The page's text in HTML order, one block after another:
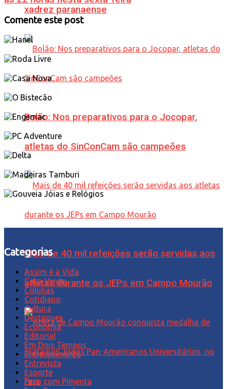
xadrez paranaense
Bolão: Nos preparativos para o Jocopar,
atletas do SinConCam são campeões
Mais de 40 mil refeições serão servidas aos
atletas durante os JEPs em Campo Mourão
Comente este post
Categorias
Assim é a Vida
Cata-Vento
Colunas
Cotidiano
Cultura
Destaques
Economia
Editorial
Em Dois Tempos
Entretenimento
Entrevista
Esporte
Favo com Pimenta